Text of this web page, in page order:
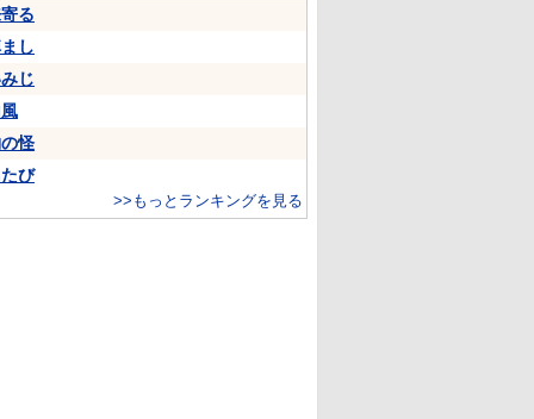
る
し
じ
怪
び
>>もっとランキングを見る